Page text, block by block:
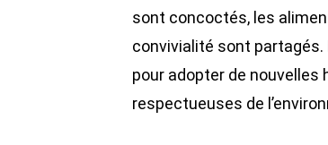
sont concoctés, les
convivialité sont partagés.
pour adopter de nouvelles
respectueuses de